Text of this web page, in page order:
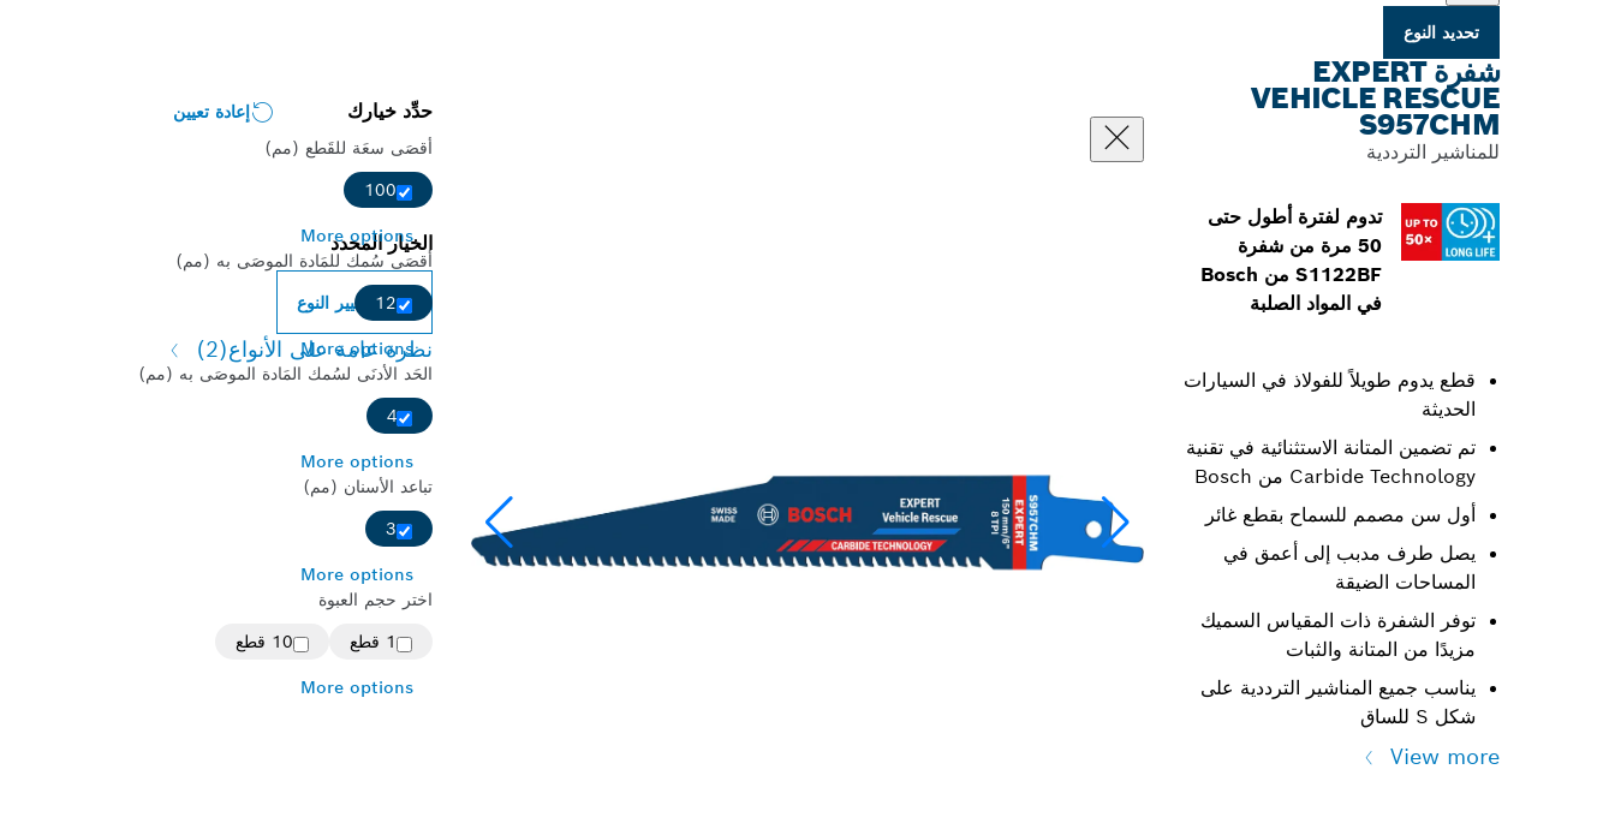
تحديد النوع
شفرة EXPERT
VEHICLE RESCUE
S957CHM
للمناشير الترددية
تدوم لفترة أطول حتى
50 مرة من شفرة
S1122BF من Bosch
في المواد الصلبة
قطع يدوم طويلاً للفولاذ في السيارات
الحديثة
تم تضمين المتانة الاستثنائية في تقنية
Carbide Technology من Bosch
أول سن مصمم للسماح بقطع غائر
يصل طرف مدبب إلى أعمق في
المساحات الضيقة
توفر الشفرة ذات المقياس السميك
مزيدًا من المتانة والثبات
يناسب جميع المناشير الترددية على
شكل S للساق
View more
حدِّد خيارك
إعادة تعيين
أقصَى سعَة للقَطع (مم)
100
More options
أقصَى سُمك للمَادة الموصَى به (مم)
12
More options
الحَد الأدنَى لسُمك المَادة الموصَى به (مم)
4
More options
تباعد الأسنان (مم)
3
More options
اختر حجم العبوة
1 قطع
10 قطع
More options
الخيار المحدد
تغيير النوع
نظرة عامة على الأنواع(2)